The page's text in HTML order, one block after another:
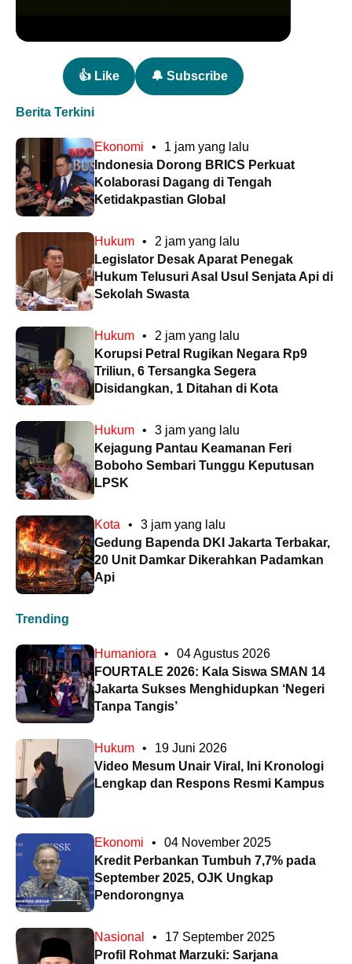
👍 Like 🔔 Subscribe
Berita Terkini
Ekonomi •
1 jam yang lalu
Indonesia Dorong BRICS Perkuat
Kolaborasi Dagang di Tengah
Ketidakpastian Global
Hukum •
2 jam yang lalu
Legislator Desak Aparat Penegak
Hukum Telusuri Asal Usul Senjata Api di
Sekolah Swasta
Hukum •
2 jam yang lalu
Korupsi Petral Rugikan Negara Rp9
Triliun, 6 Tersangka Segera
Disidangkan, 1 Ditahan di Kota
Hukum •
3 jam yang lalu
Kejagung Pantau Keamanan Feri
Boboho Sembari Tunggu Keputusan
LPSK
Kota •
3 jam yang lalu
Gedung Bapenda DKI Jakarta Terbakar,
20 Unit Damkar Dikerahkan Padamkan
Api
Trending
Humaniora •
04 Agustus 2026
FOURTALE 2026: Kala Siswa SMAN 14
Jakarta Sukses Menghidupkan ‘Negeri
Tanpa Tangis’
Hukum •
19 Juni 2026
Video Mesum Unair Viral, Ini Kronologi
Lengkap dan Respons Resmi Kampus
Ekonomi •
04 November 2025
Kredit Perbankan Tumbuh 7,7% pada
September 2025, OJK Ungkap
Pendorongnya
Nasional •
17 September 2025
Profil Rohmat Marzuki: Sarjana